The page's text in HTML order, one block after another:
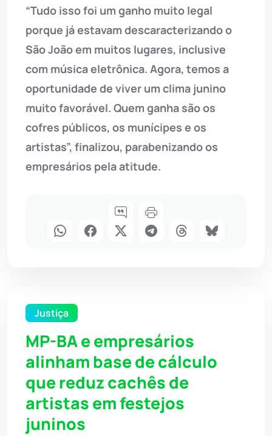
“Tudo isso foi um ganho muito legal
porque já estavam descaracterizando o
São João em muitos lugares, inclusive
com música eletrônica. Agora, temos a
oportunidade de viver um clima junino
muito favorável. Quem ganha são os
cofres públicos, os munícipes e os
artistas”, finalizou, parabenizando os
empresários pela atitude.
Justiça
MP-BA e empresários
alinham base de cálculo
que reduz cachês de
artistas em festejos
juninos